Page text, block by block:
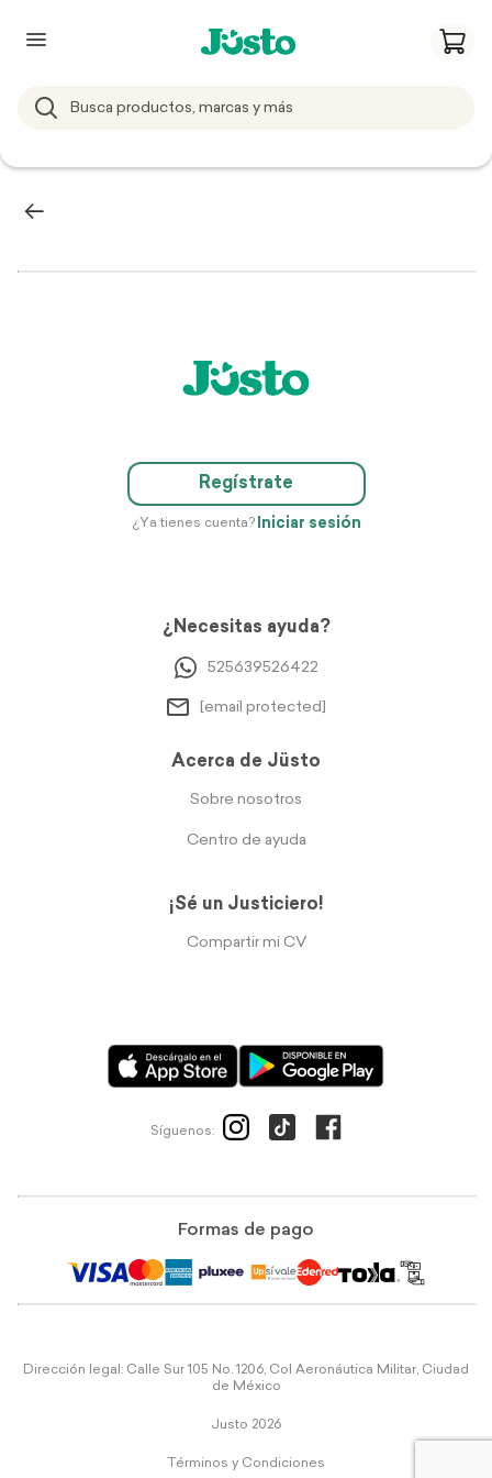
Regístrate
¿Ya tienes cuenta? Iniciar sesión
¿Necesitas ayuda?
525639526422
[email protected]
Acerca de Jüsto
Sobre nosotros
Centro de ayuda
¡Sé un Justiciero!
Compartir mi CV
Síguenos:
Formas de pago
Dirección legal: Calle Sur 105 No. 1206, Col Aeronáutica Militar, Ciudad
de México
Justo 2026
Términos y Condiciones